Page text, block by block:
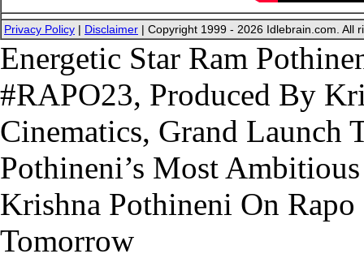
Privacy Policy | Disclaimer | Copyright 1999 - 2026 Idlebrain.com. All
Energetic Star Ram
#RAPO23, Produced By
Cinematics, Grand Launch
Pothineni’s Most
Krishna Pothineni On
Tomorrow